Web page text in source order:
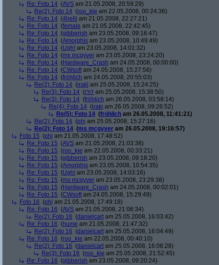
Re: Foto 14 (AVS am 21.05.2008, 20:59:29)
Re(2): Foto 14 (roo_kie am 22.05.2008, 00:24:36)
Re: Foto 14 (4helli am 21.05.2008, 22:27:21)
Re: Foto 14 (female am 21.05.2008, 22:42:45)
Re: Foto 14 (gibberish am 23.05.2008, 09:16:47)
Re: Foto 14 (Amorphis am 23.05.2008, 10:49:49)
Re: Foto 14 (Ugh! am 23.05.2008, 14:01:32)
Re: Foto 14 (ms mcgyver am 23.05.2008, 23:24:20)
Re: Foto 14 (Hardware_Crash am 24.05.2008, 00:00:00)
Re: Foto 14 (CWsoft am 24.05.2008, 15:27:56)
Re: Foto 14 (fröhlich am 24.05.2008, 20:55:03)
Re(2): Foto 14 (iraki am 25.05.2008, 15:24:25)
Re(3): Foto 14 (r'n'r am 25.05.2008, 15:38:50)
Re(3): Foto 14 (fröhlich am 26.05.2008, 03:58:14)
Re(4): Foto 14 (iraki am 26.05.2008, 09:26:52)
Re(5): Foto 14 (fröhlich am 26.05.2008, 11:41:21)
Re(2): Foto 14 (phj am 25.05.2008, 15:27:16)
Re(2): Foto 14 (ms mcgyver am 26.05.2008, 19:16:57)
Foto 15 (phj am 21.05.2008, 17:48:52)
Re: Foto 15 (AVS am 21.05.2008, 21:03:38)
Re: Foto 15 (roo_kie am 22.05.2008, 00:33:21)
Re: Foto 15 (gibberish am 23.05.2008, 09:18:20)
Re: Foto 15 (Amorphis am 23.05.2008, 10:54:35)
Re: Foto 15 (Ugh! am 23.05.2008, 14:03:16)
Re: Foto 15 (ms mcgyver am 23.05.2008, 23:29:38)
Re: Foto 15 (Hardware_Crash am 24.05.2008, 00:02:01)
Re: Foto 15 (CWsoft am 24.05.2008, 15:29:49)
Foto 16 (phj am 21.05.2008, 17:49:18)
Re: Foto 16 (AVS am 21.05.2008, 21:06:34)
Re(2): Foto 16 (danielcart am 25.05.2008, 16:03:42)
Re: Foto 16 (hume am 21.05.2008, 21:47:32)
Re(2): Foto 16 (danielcart am 25.05.2008, 16:04:49)
Re: Foto 16 (roo_kie am 22.05.2008, 00:40:10)
Re(2): Foto 16 (danielcart am 25.05.2008, 16:06:28)
Re(3): Foto 16 (roo_kie am 25.05.2008, 21:52:45)
Re: Foto 16 (gibberish am 23.05.2008, 09:20:24)